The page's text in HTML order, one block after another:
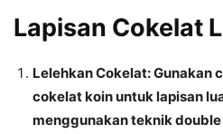
Lapisan Cokelat
Lelehkan Cokelat: Gunakan
cokelat koin untuk lapisan
menggunakan teknik